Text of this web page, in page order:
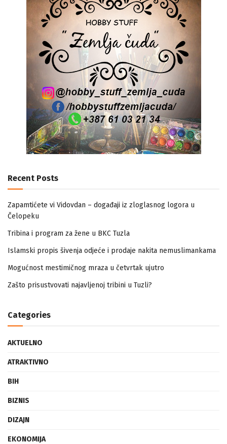
Recent Posts
Zapamtićete vi Vidovdan – događaji iz zloglasnog logora u
Čelopeku
Tribina i program za žene u BKC Tuzla
Islamski propis šivenja odjeće i prodaje nakita nemuslimankama
Mogućnost mestimičnog mraza u četvrtak ujutro
Zašto prisustvovati najavljenoj tribini u Tuzli?
Categories
AKTUELNO
ATRAKTIVNO
BIH
BIZNIS
DIZAJN
EKONOMIJA